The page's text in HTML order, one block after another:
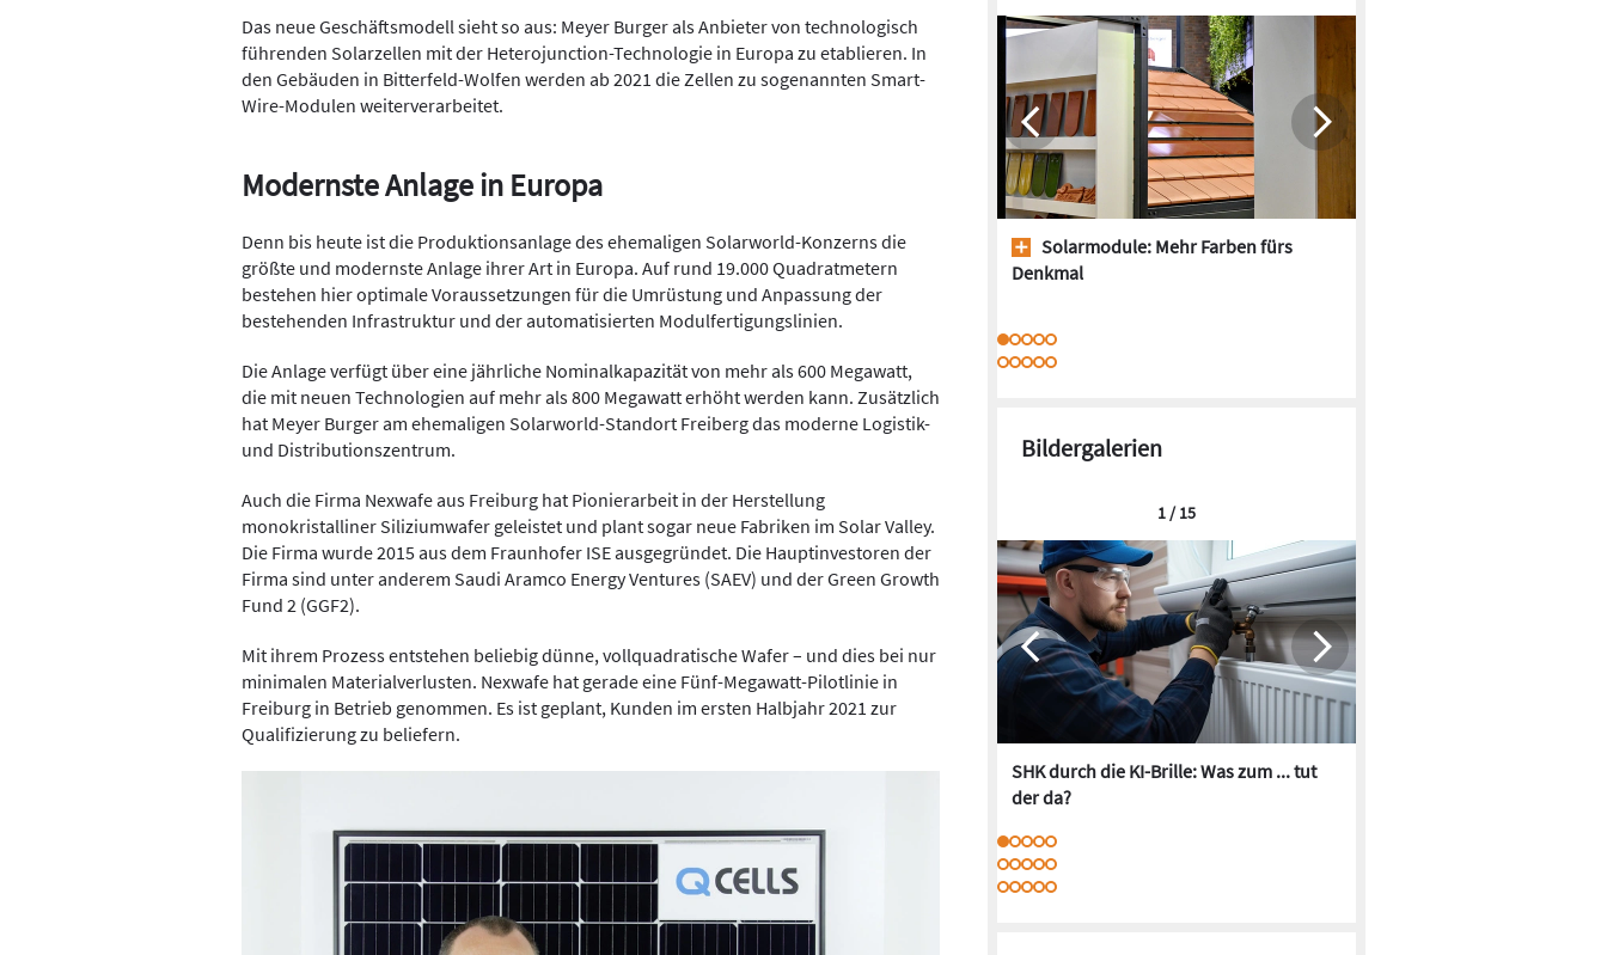
Das neue Geschäftsmodell sieht so aus: Meyer Burger als Anbieter von technologisch
führenden Solarzellen mit der Heterojunction-Technologie in Europa zu etablieren. In
den Gebäuden in Bitterfeld-Wolfen werden ab 2021 die Zellen zu sogenannten Smart-
Wire-Modulen weiterverarbeitet.
Modernste Anlage in Europa
Denn bis heute ist die Produktionsanlage des ehemaligen Solarworld-Konzerns die
größte und modernste Anlage ihrer Art in Europa. Auf rund 19.000 Quadratmetern
bestehen hier optimale Voraussetzungen für die Umrüstung und Anpassung der
bestehenden Infrastruktur und der automatisierten Modulfertigungslinien.
Die Anlage verfügt über eine jährliche Nominalkapazität von mehr als 600 Megawatt,
die mit neuen Technologien auf mehr als 800 Megawatt erhöht werden kann. Zusätzlich
hat Meyer Burger am ehemaligen Solarworld-Standort Freiberg das moderne Logistik-
und Distributionszentrum.
Auch die Firma Nexwafe aus Freiburg hat Pionierarbeit in der Herstellung
monokristalliner Siliziumwafer geleistet und plant sogar neue Fabriken im Solar Valley.
Die Firma wurde 2015 aus dem Fraunhofer ISE ausgegründet. Die Hauptinvestoren der
Firma sind unter anderem Saudi Aramco Energy Ventures (SAEV) und der Green Growth
Fund 2 (GGF2).
Mit ihrem Prozess entstehen beliebig dünne, vollquadratische Wafer – und dies bei nur
minimalen Materialverlusten. Nexwafe hat gerade eine Fünf-Megawatt-Pilotlinie in
Freiburg in Betrieb genommen. Es ist geplant, Kunden im ersten Halbjahr 2021 zur
Qualifizierung zu beliefern.
Solarmodule: Mehr Farben fürs
Denkmal
Bildergalerien
SHK durch die KI-Brille: Was zum ... tut
der da?
1 / 15